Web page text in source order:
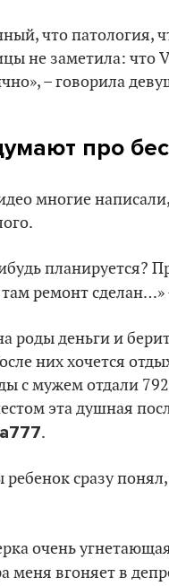
что патология,
не заметила: что
– говорила
про
многие
планируется?
ремонт сделан…»
роды деньги и
них хочется
с мужем отдали
эта душная
.
сразу
очень
меня вгоняет в